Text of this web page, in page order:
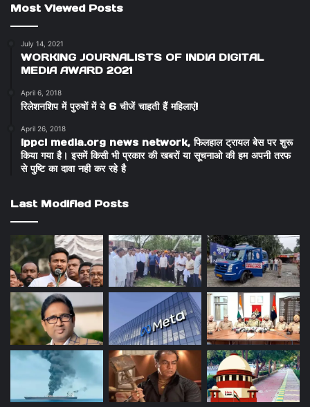
Most Viewed Posts
July 14, 2021
WORKING JOURNALISTS OF INDIA DIGITAL
MEDIA AWARD 2021
April 6, 2018
रिलेशनशिप में पुरुषों में ये 6 चीजें चाहती हैं महिलाएं!
April 26, 2018
ippci media.org news network, फिलहाल ट्रायल बेस पर शुरू
किया गया है। इसमें किसी भी प्रकार की खबरों या सूचनाओ की हम अपनी तरफ
से पुष्टि का दावा नही कर रहे है
Last Modified Posts